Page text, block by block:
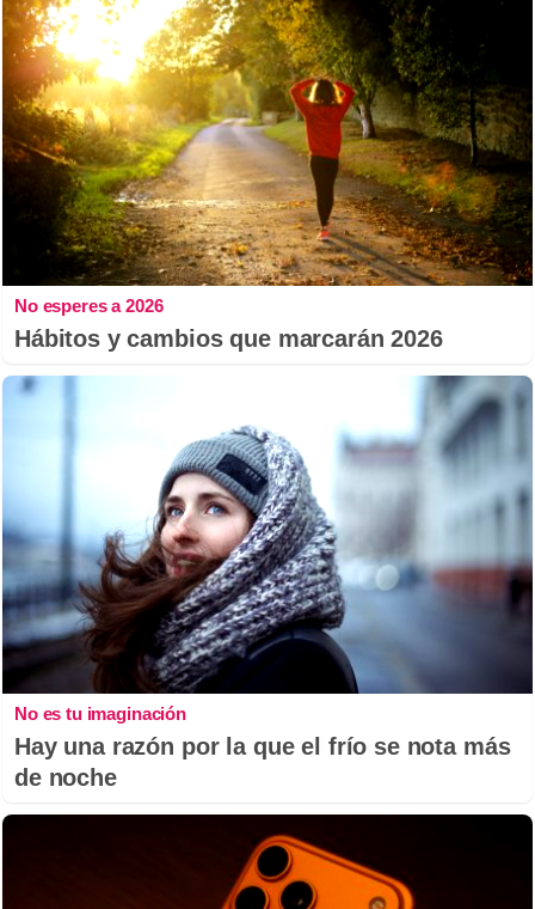
No esperes a 2026
Hábitos y cambios que marcarán 2026
No es tu imaginación
Hay una razón por la que el frío se nota más
de noche